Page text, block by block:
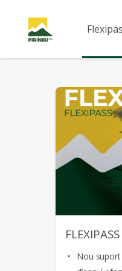
FLEXIPASS
Nou